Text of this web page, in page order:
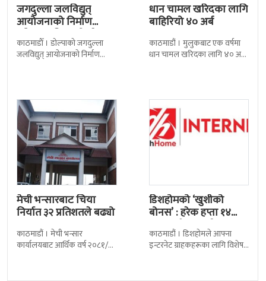
जगदुल्ला जलविद्युत्
आयोजनाको निर्माण
प्रक्रिया अघि बढ्यो : ठेक्का
सम्झौतामा…
काठमाडाैँ । डोल्पाको जगदुल्ला
जलविद्युत् आयोजनाको निर्माण
धान चामल खरिदका लागि
बाहिरियो ४० अर्ब
काठमाडौं । मुलुकबाट एक वर्षमा
धान चामल खरिदका लागि ४० अर्ब
मेची भन्सारबाट चिया
निर्यात ३२ प्रतिशतले बढ्यो
काठमाडौं । मेची भन्सार
कार्यालयबाट आर्थिक वर्ष २०८१/८२
डिशहोमको ‘खुशीको
बोनस’ : हरेक हप्ता १४
जनालाई एक वर्ष…
काठमाडौं । डिशहोमले आफ्ना
इन्टरनेट ग्राहकहरूका लागि विशेष